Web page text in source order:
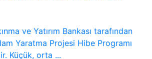
ve Yatırım Bankası tarafından
Yaratma Projesi Hibe Programı
Küçük, orta ...